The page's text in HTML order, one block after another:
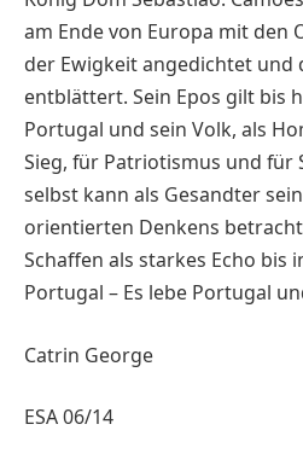
am Ende von Europa mit den
der Ewigkeit angedichtet und
entblättert. Sein Epos gilt bis
Portugal und sein Volk, als
Sieg, für Patriotismus und für
selbst kann als Gesandter
orientierten Denkens
Schaffen als starkes Echo bis
Portugal – Es lebe Portugal
Catrin George
ESA 06/14